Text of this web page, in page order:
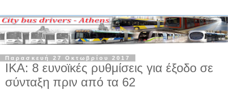
Παρασκευή 27 Οκτωβρίου 2017
ΙΚΑ: 8 ευνοϊκές ρυθμίσεις για έξοδο σε
σύνταξη πριν από τα 62